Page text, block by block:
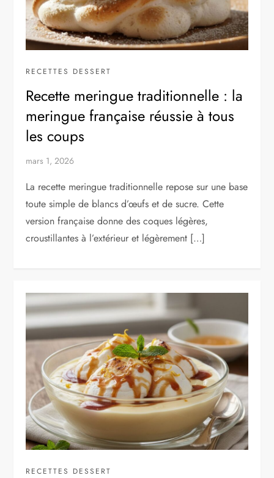
RECETTES DESSERT
Recette meringue traditionnelle : la
meringue française réussie à tous
les coups
mars 1, 2026
La recette meringue traditionnelle repose sur une base
toute simple de blancs d’œufs et de sucre. Cette
version française donne des coques légères,
croustillantes à l’extérieur et légèrement […]
RECETTES DESSERT